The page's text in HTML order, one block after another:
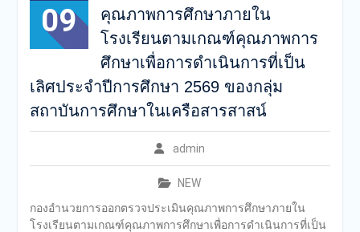
09
คุณภาพการศึกษาภายใน
โรงเรียนตามเกณฑ์คุณภาพการ
ศึกษาเพื่อการดำเนินการที่เป็น
เลิศประจำปีการศึกษา 2569 ของกลุ่ม
สถาบันการศึกษาในเครือสารสาสน์
admin
NEW
กองอำนวยการออกตรวจประเมินคุณภาพการศึกษาภายใน
โรงเรียนตามเกณฑ์คุณภาพการศึกษาเพื่อการดำเนินการที่เป็น